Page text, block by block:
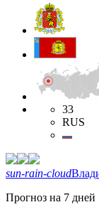
33
RUS
sun-rain-cloud
Прогноз на 7 дней